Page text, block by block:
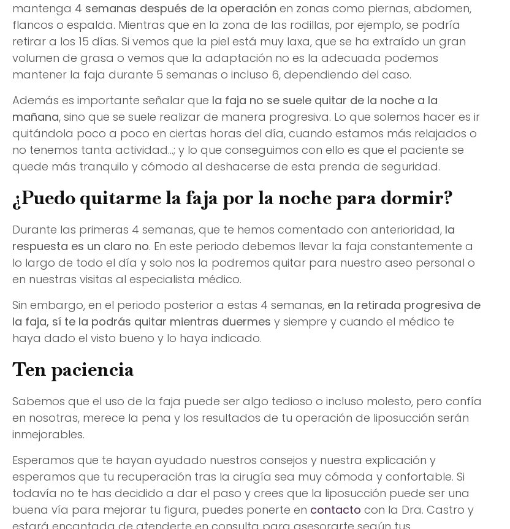
mantenga 4 semanas después de la operación en zonas como piernas, abdomen,
flancos o espalda. Mientras que en la zona de las rodillas, por ejemplo, se podría
retirar a los 15 días. Si vemos que la piel está muy laxa, que se ha extraído un gran
volumen de grasa o vemos que la adaptación no es la adecuada podemos
mantener la faja durante 5 semanas o incluso 6, dependiendo del caso.
Además es importante señalar que la faja no se suele quitar de la noche a la
mañana, sino que se suele realizar de manera progresiva. Lo que solemos hacer es ir
quitándola poco a poco en ciertas horas del día, cuando estamos más relajados o
no tenemos tanta actividad…; y lo que conseguimos con ello es que el paciente se
quede más tranquilo y cómodo al deshacerse de esta prenda de seguridad.
¿Puedo quitarme la faja por la noche para dormir?
Durante las primeras 4 semanas, que te hemos comentado con anterioridad, la
respuesta es un claro no. En este periodo debemos llevar la faja constantemente a
lo largo de todo el día y solo nos la podremos quitar para nuestro aseo personal o
en nuestras visitas al especialista médico.
Sin embargo, en el periodo posterior a estas 4 semanas, en la retirada progresiva de
la faja, sí te la podrás quitar mientras duermes y siempre y cuando el médico te
haya dado el visto bueno y lo haya indicado.
Ten paciencia
Sabemos que el uso de la faja puede ser algo tedioso o incluso molesto, pero confía
en nosotras, merece la pena y los resultados de tu operación de liposucción serán
inmejorables.
Esperamos que te hayan ayudado nuestros consejos y nuestra explicación y
esperamos que tu recuperación tras la cirugía sea muy cómoda y confortable. Si
todavía no te has decidido a dar el paso y crees que la liposucción puede ser una
buena vía para mejorar tu figura, puedes ponerte en contacto con la Dra. Castro y